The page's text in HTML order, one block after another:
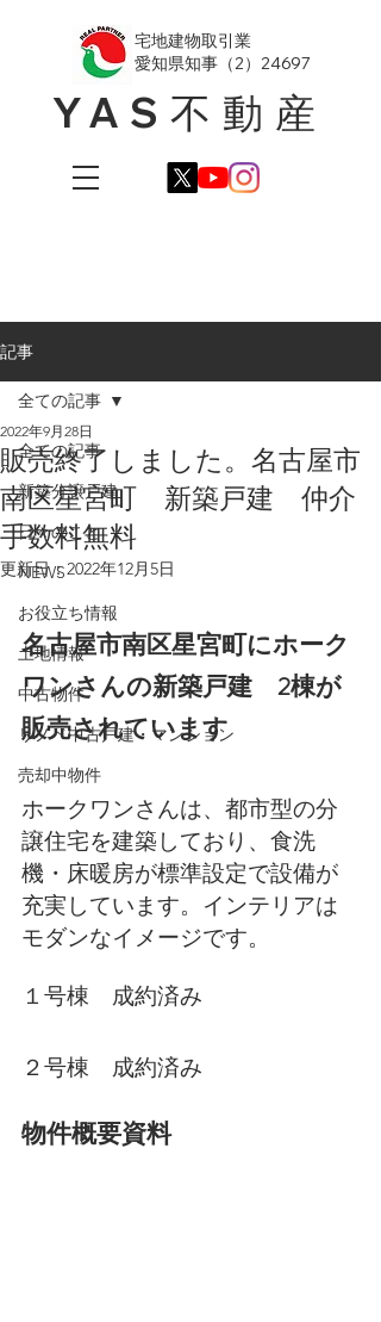
YAS不動産
​宅地建物取引業
愛知県知事（2）24697
記事
全ての記事
新築分譲戸建
日々のこと
NEWS
お役立ち情報
土地情報
中古物件
リノベ中古戸建・マンション
売却中物件
全ての記事
販売終了しました。名古屋市
南区星宮町 新築戸建 仲介
手数料無料
2022年9月28日
更新日：2022年12月5日
名古屋市南区星宮町にホーク
ワンさんの新築戸建　2棟が
販売されています
ホークワンさんは、都市型の分
譲住宅を建築しており、食洗
機・床暖房が標準設定で設備が
充実しています。インテリアは
モダンなイメージです。
１号棟　成約済み
２号棟　成約済み
物件概要資料